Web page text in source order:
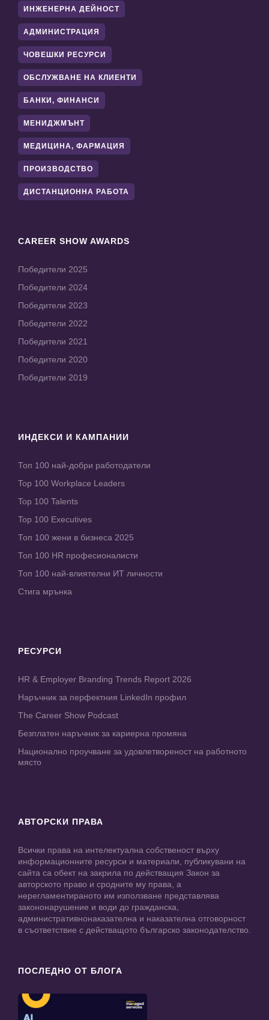
ИНЖЕНЕРНА ДЕЙНОСТ
АДМИНИСТРАЦИЯ
ЧОВЕШКИ РЕСУРСИ
ОБСЛУЖВАНЕ НА КЛИЕНТИ
БАНКИ, ФИНАНСИ
МЕНИДЖМЪНТ
МЕДИЦИНА, ФАРМАЦИЯ
ПРОИЗВОДСТВО
ДИСТАНЦИОННА РАБОТА
CAREER SHOW AWARDS
Победители 2025
Победители 2024
Победители 2023
Победители 2022
Победители 2021
Победители 2020
Победители 2019
ИНДЕКСИ И КАМПАНИИ
Топ 100 най-добри работодатели
Top 100 Workplace Leaders
Top 100 Talents
Top 100 Executives
Топ 100 жени в бизнеса 2025
Топ 100 HR професионалисти
Топ 100 най-влиятелни ИТ личности
Стига мрънка
РЕСУРСИ
HR & Employer Branding Trends Report 2026
Наръчник за перфектния LinkedIn профил
The Career Show Podcast
Безплатен наръчник за кариерна промяна
Национално проучване за удовлетвореност на работното
място
АВТОРСКИ ПРАВА
Всички права на интелектуална собственост върху
информационните ресурси и материали, публикувани на
сайта са обект на закрила по действащия Закон за
авторското право и сродните му права, а
нерегламентираното им използване представлява
закононарушение и води до гражданска,
административнонаказателна и наказателна отговорност
в съответствие с действащото българско законодателство.
ПОСЛЕДНО ОТ БЛОГА